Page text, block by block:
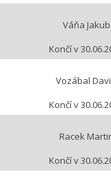
Váňa Jakub
Končí v
Vozábal
Končí v
Racek
Končí v